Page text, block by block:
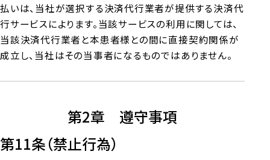
払いは、当社が選択する決済代行業者が提供する決済代
行サービスによります。当該サービスの利用に関しては、
当該決済代行業者と本患者様との間に直接契約関係が
成立し、当社はその当事者になるものではありません。
第2章 遵守事項
第11条（禁止行為）